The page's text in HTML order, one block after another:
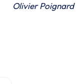
Olivier Poignard